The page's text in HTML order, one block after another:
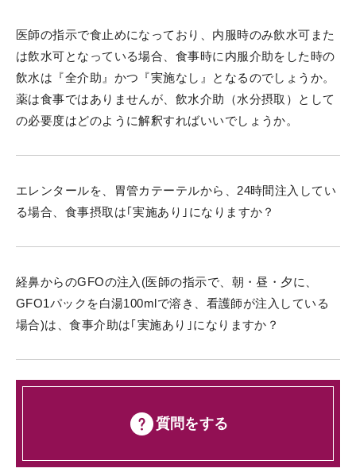
医師の指示で食止めになっており、内服時のみ飲水可また
は飲水可となっている場合、食事時に内服介助をした時の
飲水は『全介助』かつ『実施なし』となるのでしょうか。
薬は食事ではありませんが、飲水介助（水分摂取）として
の必要度はどのように解釈すればいいでしょうか。
エレンタールを、胃管カテーテルから、24時間注入してい
る場合、食事摂取は｢実施あり｣になりますか？
経鼻からのGFOの注入(医師の指示で、朝・昼・夕に、
GFO1パックを白湯100mlで溶き、看護師が注入している
場合)は、食事介助は｢実施あり｣になりますか？
質問をする